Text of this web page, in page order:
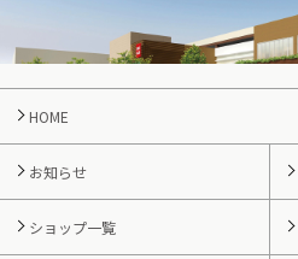
HOME
お知らせ
ショップ一覧